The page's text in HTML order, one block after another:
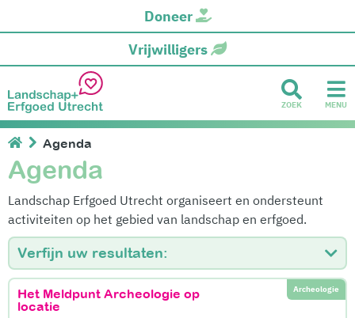
Doneer
Vrijwilligers
ZOEK MENU
Agenda
Agenda
Landschap Erfgoed Utrecht organiseert en ondersteunt
activiteiten op het gebied van landschap en erfgoed.
Verfijn uw resultaten:
Het Meldpunt Archeologie op
locatie
Archeologie